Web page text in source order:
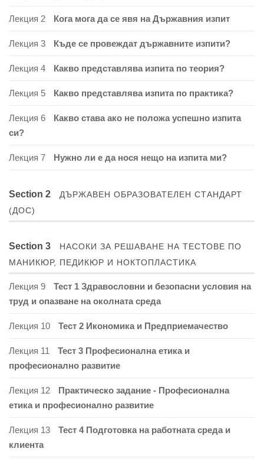
Лекция 2 Кога мога да се явя на Държавния изпит
Лекция 3 Къде се провеждат държавните изпити?
Лекция 4 Какво представлява изпита по теория?
Лекция 5 Какво представлява изпита по практика?
Лекция 6
Какво става ако не положа успешно изпита
си?
Лекция 7 Нужно ли е да нося нещо на изпита ми?
Section 2
ДЪРЖАВЕН ОБРАЗОВАТЕЛЕН СТАНДАРТ
(ДОС)
Section 3
НАСОКИ ЗА РЕШАВАНЕ НА ТЕСТОВЕ ПО
МАНИКЮР, ПЕДИКЮР И НОКТОПЛАСТИКА
Лекция 9
Тест 1 Здравословни и безопасни условия на
труд и опазване на околната среда
Лекция 10 Тест 2 Икономика и Предприемачество
Лекция 11
Тест 3 Професионална етика и
професионално развитие
Лекция 12
Практическо задание - Професионална
етика и професионално развитие
Лекция 13
Тест 4 Подготовка на работната среда и
клиента